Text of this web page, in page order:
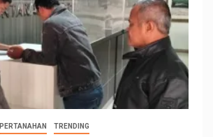
PERTANAHAN TRENDING